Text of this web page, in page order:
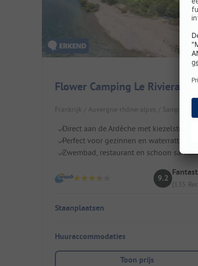
Flower Camping Le Riviera
Frankrijk / Auvergne-rhône-alpes / Sampzon
Direct aan de Ardèche met kiezelstrand.
Perfect voor gezinnen en waterratten.
Zwembad, restaurant en schoon
9.2
(135
Staanplaatsen
Huuraccommodaties
Toon prijs